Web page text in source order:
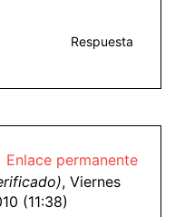
Respuesta
Enlace permanente
, Viernes
(11:38)